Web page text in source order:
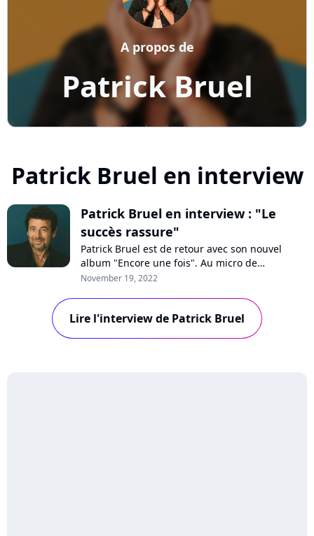
Patrick Bruel
A propos de
Patrick Bruel en interview
Patrick Bruel en interview : "Le
succès rassure"
Patrick Bruel est de retour avec son nouvel
album "Encore une fois". Au micro de
Purecharts, l'artiste se confie sur ses chansons
Hoshi ou Mosimann et son rapport au succès.
Interview !
November 19, 2022
Lire l'interview de Patrick Bruel